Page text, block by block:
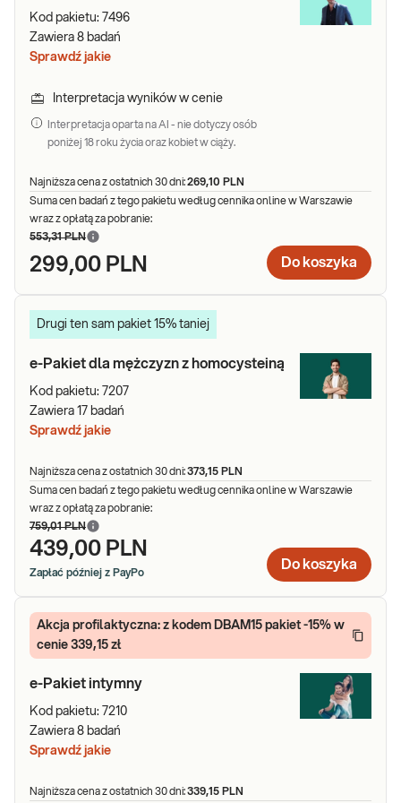
badań pacjenci mogą w sposób odpowiedzialny zaplanować
dalszą profilaktykę lub inne postępowanie medyczne w zakresie
chorób onkologicznych.
Dlaczego mężczyźni powinni regularnie się
badać?
profilaktyki, które pozwalają na kompleksową ocenę zdrowia i
szybkie reagowanie w razie wykrycia nieprawidłowości. Regularne
wykonywanie badań nie tylko wspiera wczesne wykrywanie
chorób serca, zaburzeń metabolicznych czy nowotworów, ale
pomaga lepiej zrozumieć swój organizm i świadomie dbać o
zdrowie na każdym etapie życia. W przypadku mężczyzn
szczególnie ważna jest kontrola parametrów związanych z
układem krążenia, gospodarką hormonalną oraz zdrowiem
prostaty, ponieważ to właśnie te obszary najczęściej wymagają
profilaktycznej diagnostyki.
Kod pakietu: 7496
Zawiera 8 badań
Sprawdź jakie
Interpretacja wyników w cenie
Interpretacja oparta na AI - nie dotyczy osób
poniżej 18 roku życia oraz kobiet w ciąży.
Najniższa cena z ostatnich 30 dni:269,10 PLN
Suma cen badań z tego pakietu według cennika online w Warszawie
wraz z opłatą za pobranie:
553,31 PLN
299,00 PLN Do koszyka
Drugi ten sam pakiet 15% taniej
e-Pakiet dla mężczyzn z homocysteiną
Kod pakietu: 7207
Zawiera 17 badań
Sprawdź jakie
Najniższa cena z ostatnich 30 dni:373,15 PLN
Suma cen badań z tego pakietu według cennika online w Warszawie
wraz z opłatą za pobranie:
759,01 PLN
439,00 PLN
Zapłać później z PayPo
Do koszyka
Akcja profilaktyczna: z kodem DBAM15 pakiet -15% w
cenie 339,15 zł
e-Pakiet intymny
Kod pakietu: 7210
Zawiera 8 badań
Sprawdź jakie
Najniższa cena z ostatnich 30 dni:339,15 PLN